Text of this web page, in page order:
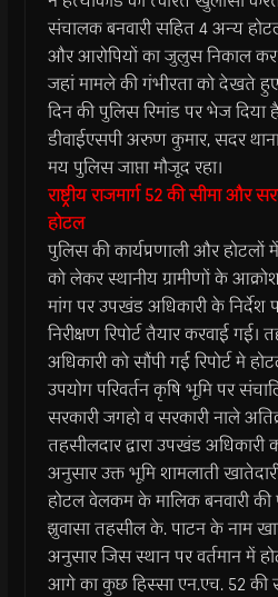
संचालक बनवारी सहित 4 अन्य
और आरोपियों का जुलुस निकाल कर
जहां मामले की गंभीरता को देखते
दिन की पुलिस रिमांड पर भेज दिया
डीवाईएसपी अरुण कुमार, सदर
मय पुलिस जाप्ता मौजूद रहा।
राष्ट्रीय राजमार्ग 52 की सीमा और
होटल
पुलिस की कार्यप्रणाली और होटलों
को लेकर स्थानीय ग्रामीणों के
मांग पर उपखंड अधिकारी के निर्देश
निरीक्षण रिपोर्ट तैयार करवाई गई।
अधिकारी को सौंपी गई रिपोर्ट मे
उपयोग परिवर्तन कृषि भूमि पर
सरकारी जगहो व सरकारी नाले
तहसीलदार द्वारा उपखंड अधिकारी
अनुसार उक्त भूमि शामलाती
होटल वेलकम के मालिक बनवारी की
झुवासा तहसील के. पाटन के नाम
अनुसार जिस स्थान पर वर्तमान में
आगे का कुछ हिस्सा एन.एच. 52 की